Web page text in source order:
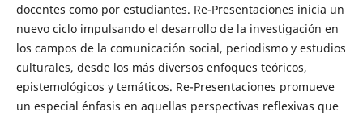
docentes como por estudiantes. Re-Presentaciones inicia un
nuevo ciclo impulsando el desarrollo de la investigación en
los campos de la comunicación social, periodismo y estudios
culturales, desde los más diversos enfoques teóricos,
epistemológicos y temáticos. Re-Presentaciones promueve
un especial énfasis en aquellas perspectivas reflexivas que